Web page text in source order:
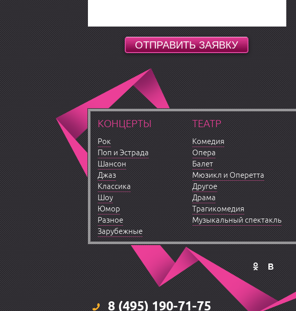
КОНЦЕРТЫ
Рок
Поп и Эстрада
Шансон
Джаз
Классика
Шоу
Юмор
Разное
Зарубежные
ТЕАТР
Комедия
Опера
Балет
Мюзикл и Оперетта
Другое
Драма
Трагикомедия
Музыкальный спектакль
8 (495) 190-71-75